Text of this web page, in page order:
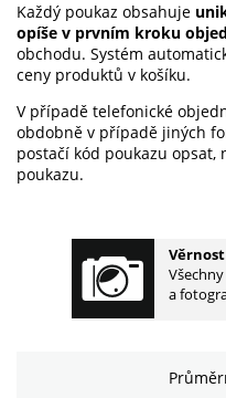
a
Každý poukaz obsahuje
opíše v prvním kroku
obchodu. Systém
ceny produktů v košíku.
V případě telefonické
obdobně v případě jiných
postačí kód poukazu
poukazu.